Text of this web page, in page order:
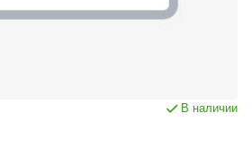
В наличии